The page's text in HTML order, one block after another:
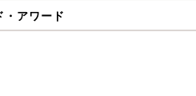
・アワード